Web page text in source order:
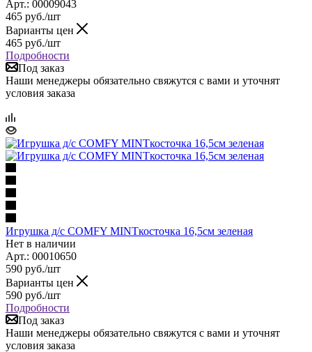
Арт.: 00009043
465 руб./шт
Варианты цен
465 руб./шт
Подробности
Под заказ
Наши менеджеры обязательно свяжутся с вами и уточнят
условия заказа
Игрушка д/с COMFY MINTкосточка 16,5см зеленая
Нет в наличии
Арт.: 00010650
590 руб./шт
Варианты цен
590 руб./шт
Подробности
Под заказ
Наши менеджеры обязательно свяжутся с вами и уточнят
условия заказа